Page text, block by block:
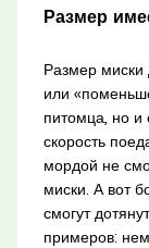
Размер
Размер миски
или
питомца, но
скорость
мордой не
миски. А вот
смогут
примеров: